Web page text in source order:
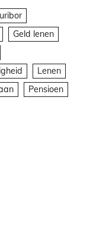
Geld lenen
Lenen
Pensioen